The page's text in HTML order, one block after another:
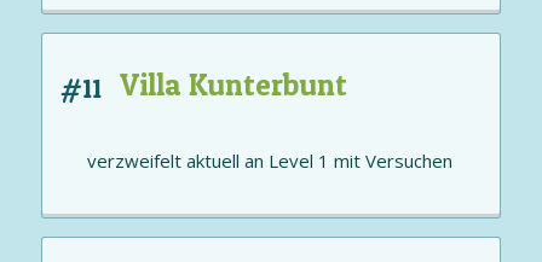
#11 Villa Kunterbunt
verzweifelt aktuell an Level 1 mitVersuchen